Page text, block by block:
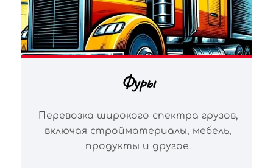
Фуры
Перевозка широкого спектра грузов,
включая стройматериалы, мебель,
продукты и другое.